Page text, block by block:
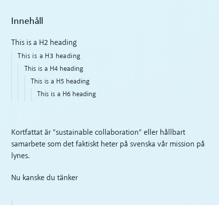
Innehåll
This is a H2 heading
This is a H3 heading
This is a H4 heading
This is a H5 heading
This is a H6 heading
Kortfattat är ”sustainable collaboration” eller hållbart
samarbete som det faktiskt heter på svenska vår mission på
lynes.
Nu kanske du tänker